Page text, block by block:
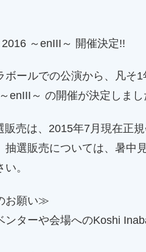
～enIII～ 開催決定!!
ボールでの公演から、凡そ
enIII～ の開催が決定しまし
販売は、2015年7月現在正
抽選販売については、暑中
。
お願い≫
ンターや会場へのKoshi